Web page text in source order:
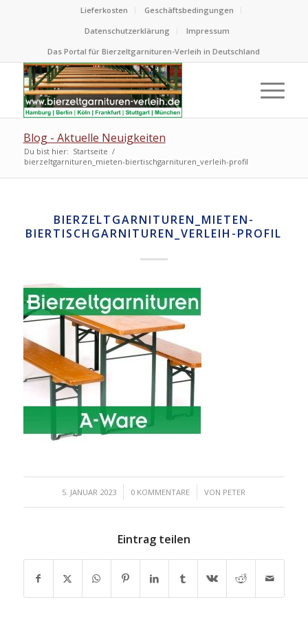
Lieferkosten
Geschäftsbedingungen
Datenschutzerklärung
Impressum
Das Portal für Bierzeltgarnituren-Verleih in Deutschland
Blog - Aktuelle Neuigkeiten
Du bist hier: Startseite /
bierzeltgarnituren_mieten-biertischgarnituren_verleih-profil
BIERZELTGARNITUREN_MIETEN-
BIERTISCHGARNITUREN_VERLEIH-PROFIL
5. JANUAR 2023
/ 0 KOMMENTARE
/ VON PETER
Eintrag teilen